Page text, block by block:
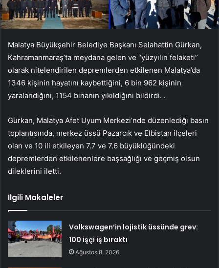
Malatya Büyükşehir Belediye Başkanı Selahattin Gürkan,
Kahramanmaraş’ta meydana gelen ve “yüzyılın felaketi”
olarak nitelendirilen depremlerden etkilenen Malatya’da
1346 kişinin hayatını kaybettiğini, 6 bin 962 kişinin
yaralandığını, 1154 binanın yıkıldığını bildirdi. .
Gürkan, Malatya Afet Uyum Merkezi’nde düzenlediği basın
toplantısında, merkez üssü Pazarcık ve Elbistan ilçeleri
olan ve 10 ili etkileyen 7.7 ve 7.6 büyüklüğündeki
depremlerden etkilenenlere başsağlığı ve geçmiş olsun
dileklerini iletti.
İlgili Makaleler
Volkswagen’in lojistik üssünde grev:
100 işçi iş bıraktı
Ağustos 8, 2026